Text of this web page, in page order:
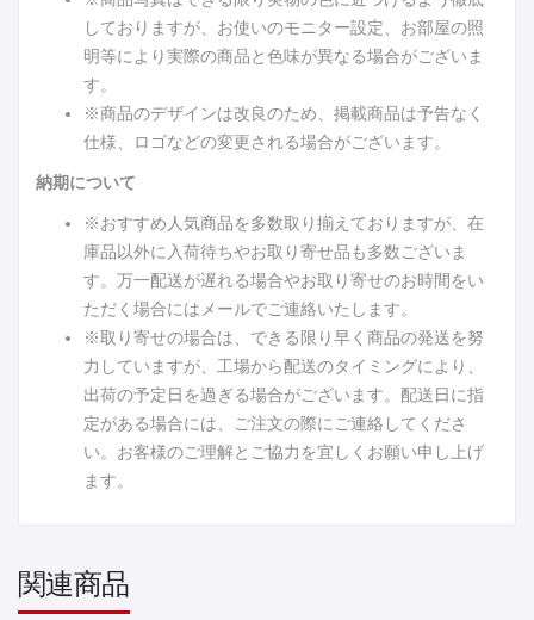
しておりますが、お使いのモニター設定、お部屋の照
明等により実際の商品と色味が異なる場合がございま
す。
※商品のデザインは改良のため、掲載商品は予告なく
仕様、ロゴなどの変更される場合がございます。
納期について
※おすすめ人気商品を多数取り揃えておりますが、在
庫品以外に入荷待ちやお取り寄せ品も多数ございま
す。万一配送が遅れる場合やお取り寄せのお時間をい
ただく場合にはメールでご連絡いたします。
※取り寄せの場合は、できる限り早く商品の発送を努
力していますが、工場から配送のタイミングにより、
出荷の予定日を過ぎる場合がございます。配送日に指
定がある場合には、ご注文の際にご連絡してくださ
い。お客様のご理解とご協力を宜しくお願い申し上げ
ます。
関連商品